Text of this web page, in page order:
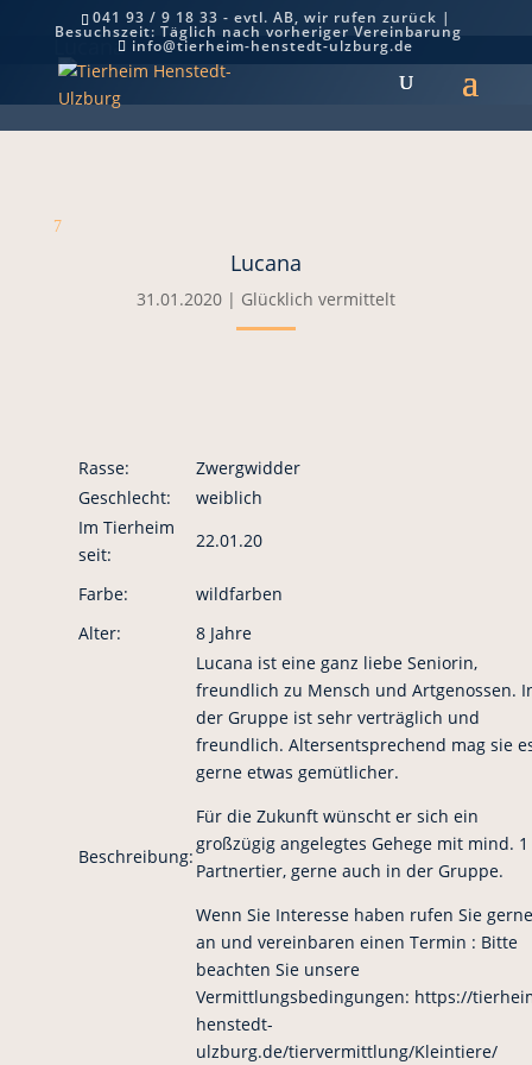
041 93 / 9 18 33 - evtl. AB, wir rufen zurück |
Besuchszeit: Täglich nach vorheriger Vereinbarung
info@tierheim-henstedt-ulzburg.de
Lucana
7
Lucana
31.01.2020| Glücklich vermittelt
Rasse:
Zwergwidder
Geschlecht:
weiblich
Im Tierheim
seit:
22.01.20
Farbe:
wildfarben
Alter:
8 Jahre
Beschreibung:
Lucana ist eine ganz liebe Seniorin,
freundlich zu Mensch und Artgenossen.
der Gruppe ist sehr verträglich und
freundlich. Altersentsprechend mag sie
gerne etwas gemütlicher.
Für die Zukunft wünscht er sich ein
großzügig angelegtes Gehege mit mind. 1
Partnertier, gerne auch in der Gruppe.
Wenn Sie Interesse haben rufen Sie gerne
an und vereinbaren einen Termin : Bitte
beachten Sie unsere
Vermittlungsbedingungen: https://
henstedt-
ulzburg.de/tiervermittlung/Kleintiere/